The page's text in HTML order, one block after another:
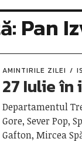
Pan
AMINTIRILE ZILEI
27 Iulie
Departamentul
Gore, Sever Pop,
Gafton, Mircea